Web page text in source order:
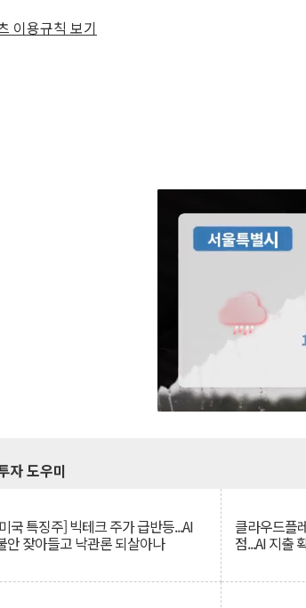
이용규칙 보기
자 도우미
국 특징주] 빅테크 주가 급반등...AI
안 잦아들고 낙관론 되살아나
클라우드플
점...AI 지출